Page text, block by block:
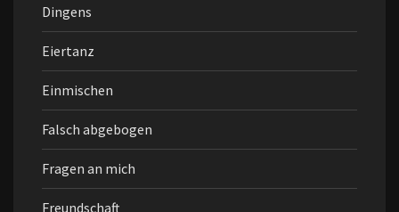
Dingens
Eiertanz
Einmischen
Falsch abgebogen
Fragen an mich
Freundschaft